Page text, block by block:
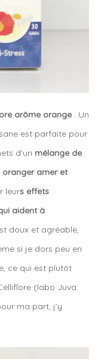
arôme orange : Un
est parfaite pour
d’un mélange de
oranger amer et
leurs effets
aident à
doux et agréable,
si je dors peu en
ce qui est plutôt
(labo Juva
ma part, j’y